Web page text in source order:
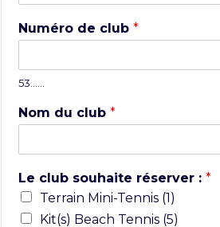
Numéro de club*
53……
Nom du club*
Le club souhaite réserver :*
Terrain Mini-Tennis (1)
Kit(s) Beach Tennis (5)